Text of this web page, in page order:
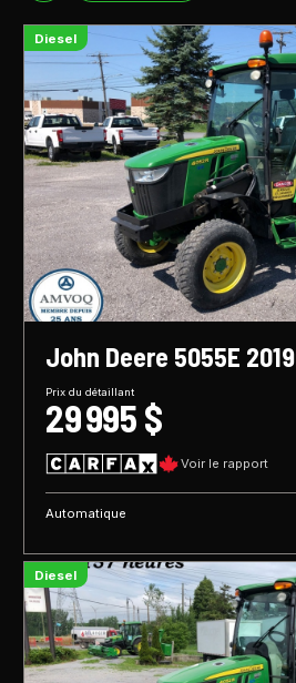
Diesel
John Deere 5055E 2019
Prix du détaillant
29 995 $
Voir le rapport
Automatique
Diesel